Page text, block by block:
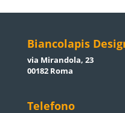
Biancolapis
via Mirandola, 23
00182 Roma
Telefono